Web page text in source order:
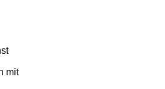
mit